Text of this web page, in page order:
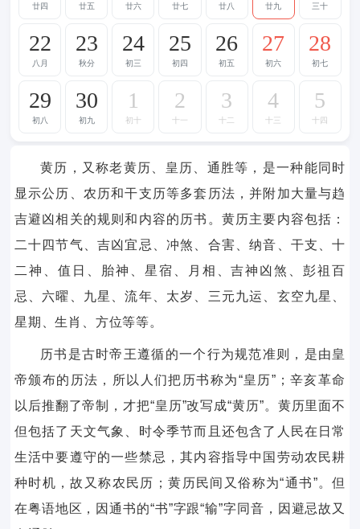
廿四 廿五 廿六 廿七 廿八 廿九 三十
22
八月
23
秋分
24
初三
25
初四
26
初五
27
初六
28
初七
29
初八
30
初九
1
初十
2
十一
3
十二
4
十三
5
十四
黄历，又称老黄历、皇历、通胜等，是一种能同时
显示公历、农历和干支历等多套历法，并附加大量与趋
吉避凶相关的规则和内容的历书。黄历主要内容包括：
二十四节气、吉凶宜忌、冲煞、合害、纳音、干支、十
二神、值日、胎神、星宿、月相、吉神凶煞、彭祖百
忌、六曜、九星、流年、太岁、三元九运、玄空九星、
星期、生肖、方位等等。
历书是古时帝王遵循的一个行为规范准则，是由皇
帝颁布的历法，所以人们把历书称为“皇历”；辛亥革命
以后推翻了帝制，才把“皇历”改写成“黄历”。黄历里面不
但包括了天文气象、时令季节而且还包含了人民在日常
生活中要遵守的一些禁忌，其内容指导中国劳动农民耕
种时机，故又称农民历；黄历民间又俗称为“通书”。但
在粤语地区，因通书的“书”字跟“输”字同音，因避忌故又